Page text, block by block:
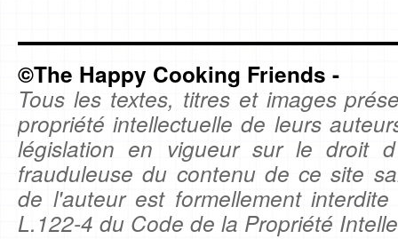
©The Happy Cooking Friends -
Tous les textes, titres et images
propriété intellectuelle de leurs
législation en vigueur sur le droit
frauduleuse du contenu de ce site
de l'auteur est formellement
L.122-4 du Code de la Propriété